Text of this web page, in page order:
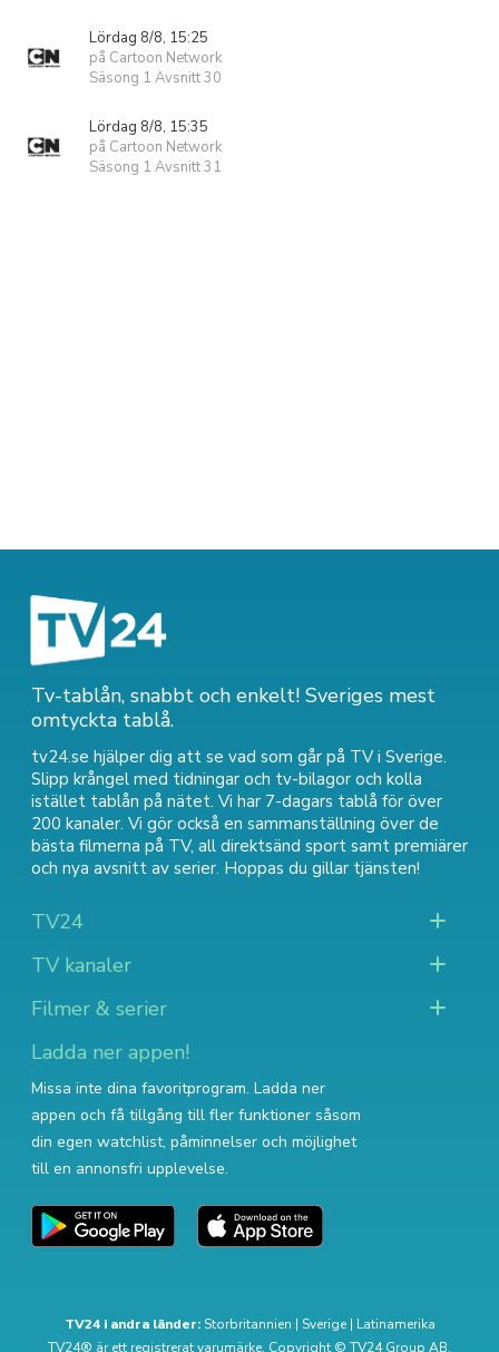
Lördag 8/8, 15:25
på Cartoon Network
Säsong 1 Avsnitt 30
Lördag 8/8, 15:35
på Cartoon Network
Säsong 1 Avsnitt 31
Tv-tablån, snabbt och enkelt! Sveriges mest
omtyckta tablå.
tv24.se hjälper dig att se vad som går på TV i Sverige.
Slipp krångel med tidningar och tv-bilagor och kolla
istället tablån på nätet. Vi har 7-dagars tablå för över
200 kanaler. Vi gör också en sammanställning över de
bästa filmerna på TV, all direktsänd sport samt premiärer
och nya avsnitt av serier. Hoppas du gillar tjänsten!
TV24
TV kanaler
Filmer & serier
Ladda ner appen!
Missa inte dina favoritprogram. Ladda ner
appen och få tillgång till fler funktioner såsom
din egen watchlist, påminnelser och möjlighet
till en annonsfri upplevelse.
TV24 i andra länder: Storbritannien | Sverige| Latinamerika
TV24® är ett registrerat varumärke. Copyright © TV24 Group AB.